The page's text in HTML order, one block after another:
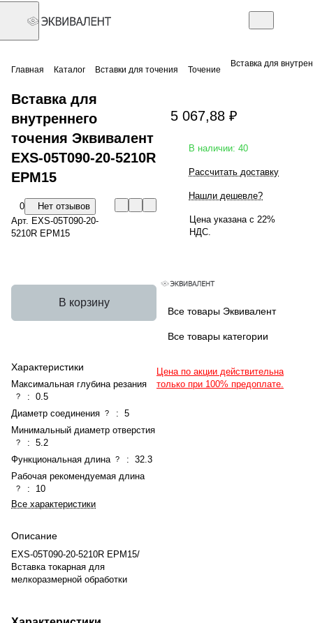
Главная Каталог Вставки для точения Точение
Вставка для
Вставка для
внутреннего
точения Эквивалент
EXS-05T090-20-5210R
EPM15
0
Нет отзывов
Арт. EXS-05T090-20-
5210R EPM15
В корзину
Характеристики
Максимальная глубина резания
? : 0.5
Диаметр соединения ? : 5
Минимальный диаметр отверстия
? : 5.2
Функциональная длина ? : 32.3
Рабочая рекомендуемая длина
? :
10
Все характеристики
Описание
EXS-05T090-20-5210R EPM15/
Вставка токарная для
мелкоразмерной обработки
5 067,88 ₽
В наличии: 40
Рассчитать доставку
Нашли дешевле?
Цена указана с 22%
НДС.
Все товары Эквивалент
Все товары категории
Цена по акции действительна
только при 100% предоплате.